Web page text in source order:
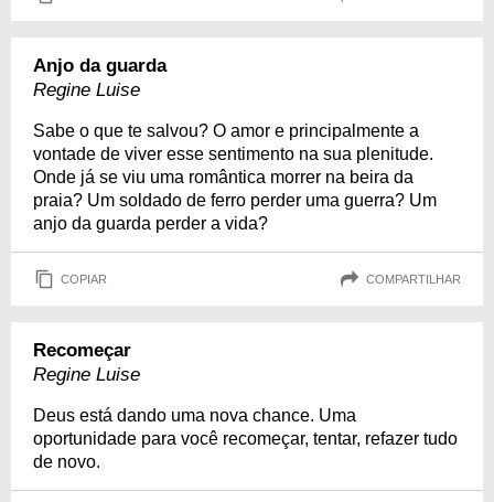
Anjo da guarda
Regine Luise
Sabe o que te salvou? O amor e principalmente a
vontade de viver esse sentimento na sua plenitude.
Onde já se viu uma romântica morrer na beira da
praia? Um soldado de ferro perder uma guerra? Um
anjo da guarda perder a vida?
COPIAR COMPARTILHAR
Recomeçar
Regine Luise
Deus está dando uma nova chance. Uma
oportunidade para você recomeçar, tentar, refazer tudo
de novo.